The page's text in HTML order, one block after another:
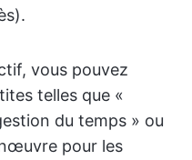
vous pouvez
telles que «
du temps » ou
pour les